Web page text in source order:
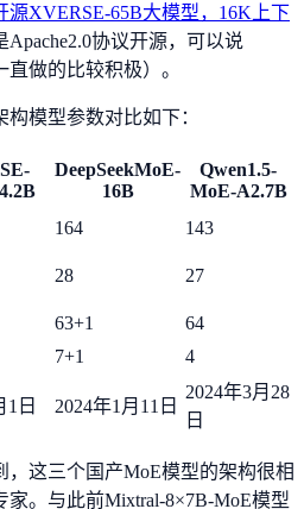
XVERSE-65B大模型，16K上下
Apache2.0协议开源，可以说
做的比较积极）。
模型参数对比如下：
DeepSeekMoE-
16B
Qwen1.5-
MoE-A2.7B
164
143
28 27
63+1
64
7+1 4
1日 2024年1月11日
2024年3月28
日
，这三个国产MoE模型的架构很相
。与此前Mixtral-8×7B-MoE模型